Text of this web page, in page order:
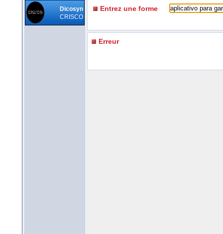
Dicosyn
CRISCO
Entrez une forme
Erreur